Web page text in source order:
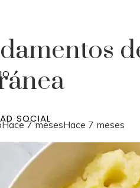
SOCIAL
Hace 7 mesesHace 7 meses